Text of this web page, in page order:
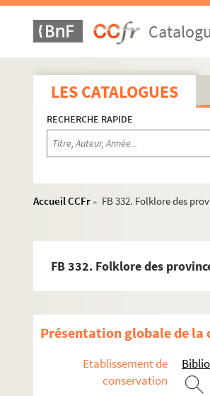
LES CATALOGUES
RECHERCHE RAPIDE
Accueil CCFr >
FB 332. Folklore des
FB 332. Folklore des
Présentation globale de la
Etablissement de
conservation